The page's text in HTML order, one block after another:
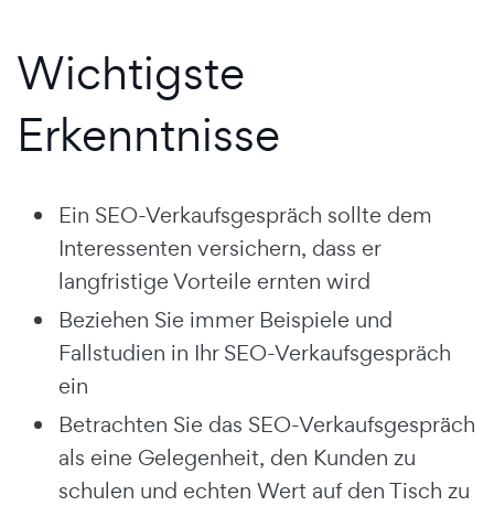
Wichtigste
Erkenntnisse
Ein SEO-Verkaufsgespräch sollte dem
Interessenten versichern, dass er
langfristige Vorteile ernten wird
Beziehen Sie immer Beispiele und
Fallstudien in Ihr SEO-Verkaufsgespräch
ein
Betrachten Sie das SEO-Verkaufsgespräch
als eine Gelegenheit, den Kunden zu
schulen und echten Wert auf den Tisch zu